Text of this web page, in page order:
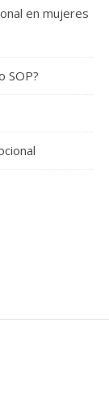
en mujeres
SOP?